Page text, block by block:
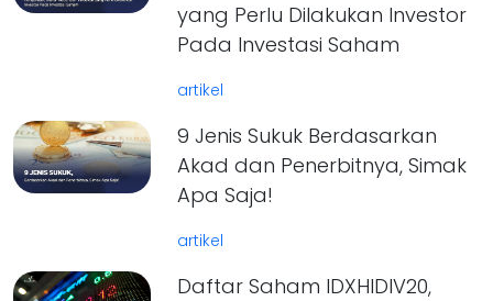
yang Perlu Dilakukan Investor
Pada Investasi Saham
artikel
9 Jenis Sukuk Berdasarkan
Akad dan Penerbitnya, Simak
Apa Saja!
artikel
Daftar Saham IDXHIDIV20,